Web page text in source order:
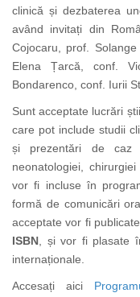
clinică și dezbaterea
având invitați din
Cojocaru, prof.
Elena Țarcă, conf.
Bondarenco, conf. Iurii
Sunt acceptate lucrări
care pot include studii
și prezentări de caz
neonatologiei,
vor fi incluse în
formă de comunicări
acceptate vor fi
ISBN , și vor fi plasate
internaționale.
Accesați aici